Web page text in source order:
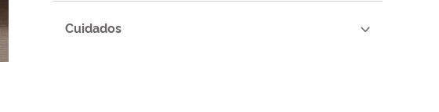
Cuidados